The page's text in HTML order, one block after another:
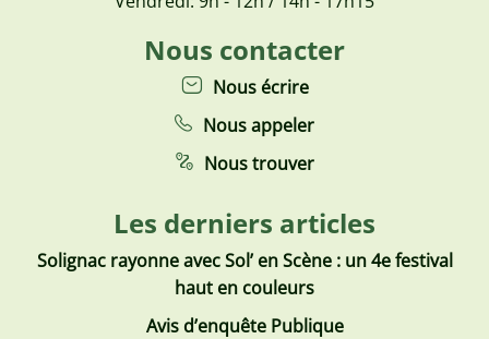
Nous contacter
Nous écrire
Nous appeler
Nous trouver
Les derniers articles
Solignac rayonne avec Sol’ en Scène : un 4e festival
haut en couleurs
Avis d’enquête Publique